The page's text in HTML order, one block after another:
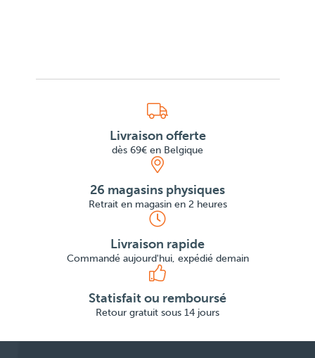
Livraison offerte
dès 69€ en Belgique
26 magasins physiques
Retrait en magasin en 2 heures
Livraison rapide
Commandé aujourd'hui, expédié demain
Statisfait ou remboursé
Retour gratuit sous 14 jours